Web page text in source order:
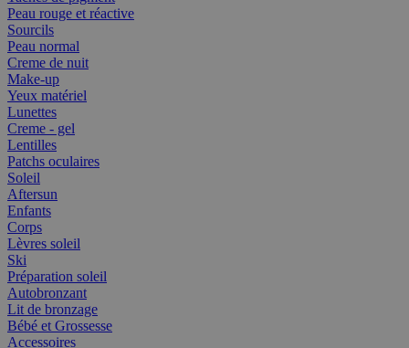
Peau rouge et réactive
Sourcils
Peau normal
Creme de nuit
Make-up
Yeux matériel
Lunettes
Creme - gel
Lentilles
Patchs oculaires
Soleil
Aftersun
Enfants
Corps
Lèvres soleil
Ski
Préparation soleil
Autobronzant
Lit de bronzage
Bébé et Grossesse
Accessoires